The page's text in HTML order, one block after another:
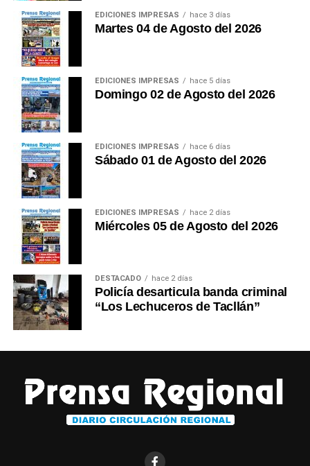
EDICIONES IMPRESAS hace 3 días
Martes 04 de Agosto del 2026
EDICIONES IMPRESAS hace 5 días
Domingo 02 de Agosto del 2026
EDICIONES IMPRESAS hace 6 días
Sábado 01 de Agosto del 2026
EDICIONES IMPRESAS hace 2 días
Miércoles 05 de Agosto del 2026
DESTACADO hace 2 días
Policía desarticula banda criminal
“Los Lechuceros de Tacllán”